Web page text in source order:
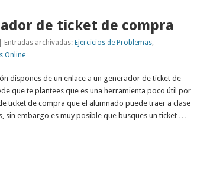
de ticket de compra
| Entradas archivadas: Ejercicios de Problemas,
Online
dispones de un enlace a un generador de ticket de
que te plantees que es una herramienta poco útil por
ticket de compra que el alumnado puede traer a clase
sin embargo es muy posible que busques un ticket …